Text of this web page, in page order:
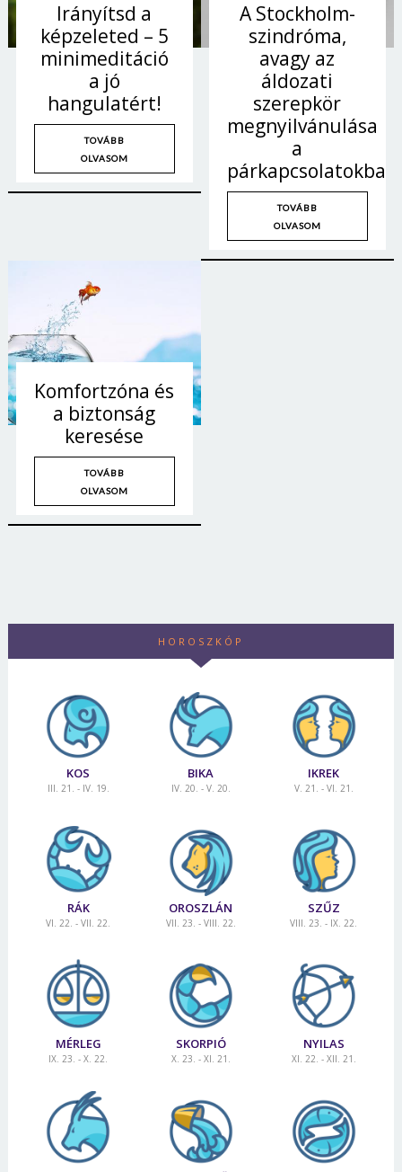
Irányítsd a
képzeleted – 5
minimeditáció
a jó
hangulatért!
TOVÁBB
OLVASOM
A Stockholm-
szindróma,
avagy az
áldozati
szerepkör
megnyilvánulása
a
párkapcsolatokban
TOVÁBB
OLVASOM
Komfortzóna és
a biztonság
keresése
TOVÁBB
OLVASOM
HOROSZKÓP
KOS
III. 21. - IV. 19.
BIKA
IV. 20. - V. 20.
IKREK
V. 21. - VI. 21.
RÁK
VI. 22. - VII. 22.
OROSZLÁN
VII. 23. - VIII. 22.
SZŰZ
VIII. 23. - IX. 22.
MÉRLEG
IX. 23. - X. 22.
SKORPIÓ
X. 23. - XI. 21.
NYILAS
XI. 22. - XII. 21.